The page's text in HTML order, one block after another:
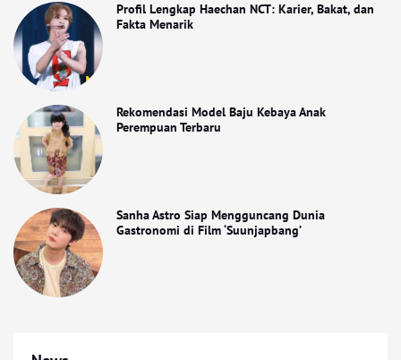
Profil Lengkap Haechan NCT: Karier, Bakat, dan
Fakta Menarik
Rekomendasi Model Baju Kebaya Anak
Perempuan Terbaru
Sanha Astro Siap Mengguncang Dunia
Gastronomi di Film ‘Suunjapbang’